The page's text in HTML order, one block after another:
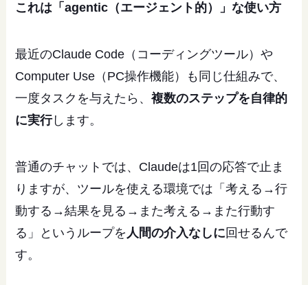
これは「agentic（エージェント的）」な使い方
最近のClaude Code（コーディングツール）や
Computer Use（PC操作機能）も同じ仕組みで、
一度タスクを与えたら、複数のステップを自律的
に実行します。
普通のチャットでは、Claudeは1回の応答で止ま
りますが、ツールを使える環境では「考える→行
動する→結果を見る→また考える→また行動す
る」というループを 人間の介入なしに 回せるんで
す。